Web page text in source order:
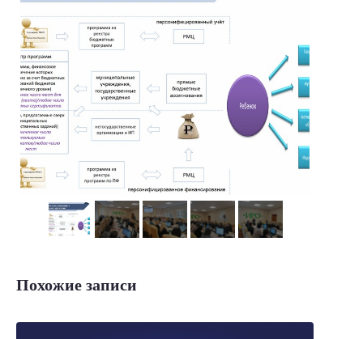
Похожие записи